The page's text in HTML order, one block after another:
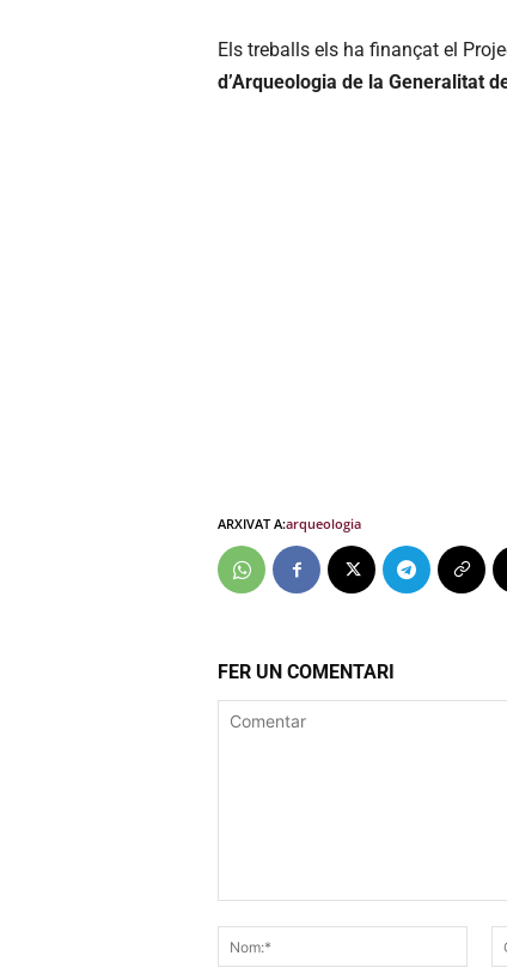
​​​​​Els treballs els ha finançat el
d’Arqueologia de la Generalitat
ARXIVAT A:arqueologia
FER UN COMENTARI